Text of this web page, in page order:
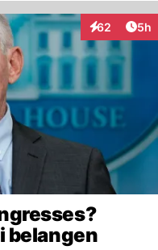
62
Interaktionen
5h
belangen